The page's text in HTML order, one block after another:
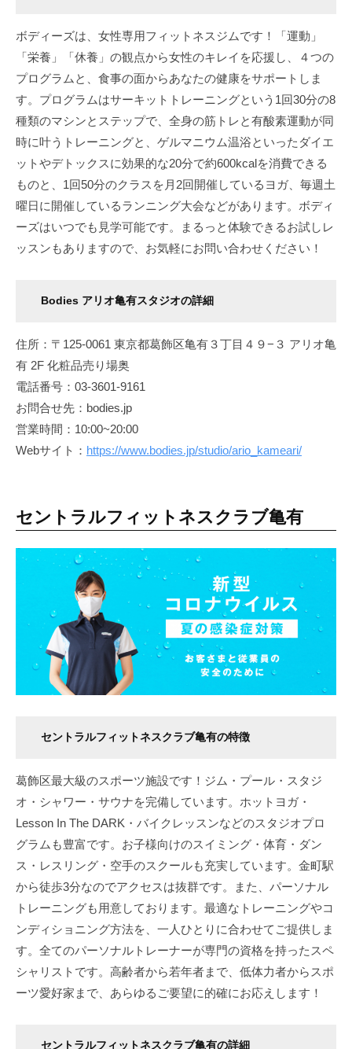
ボディーズは、女性専用フィットネスジムです！「運動」
「栄養」「休養」の観点から女性のキレイを応援し、４つの
プログラムと、食事の面からあなたの健康をサポートしま
す。プログラムはサーキットトレーニングという1回30分の8
種類のマシンとステップで、全身の筋トレと有酸素運動が同
時に叶うトレーニングと、ゲルマニウム温浴といったダイエ
ットやデトックスに効果的な20分で約600kcalを消費できる
ものと、1回50分のクラスを月2回開催しているヨガ、毎週土
曜日に開催しているランニング大会などがあります。ボディ
ーズはいつでも見学可能です。まるっと体験できるお試しレ
ッスンもありますので、お気軽にお問い合わせください！
Bodies アリオ亀有スタジオの詳細
住所：〒125-0061 東京都葛飾区亀有３丁目４９−３ アリオ亀
有 2F 化粧品売り場奥
電話番号：03-3601-9161
お問合せ先：bodies.jp
営業時間：10:00~20:00
Webサイト： https://www.bodies.jp/studio/ario_kameari/
セントラルフィットネスクラブ亀有
セントラルフィットネスクラブ亀有の特徴
葛飾区最大級のスポーツ施設です！ジム・プール・スタジ
オ・シャワー・サウナを完備しています。ホットヨガ・
Lesson In The DARK・バイクレッスンなどのスタジオプロ
グラムも豊富です。お子様向けのスイミング・体育・ダン
ス・レスリング・空手のスクールも充実しています。金町駅
から徒歩3分なのでアクセスは抜群です。また、パーソナル
トレーニングも用意しております。最適なトレーニングやコ
ンディショニング方法を、一人ひとりに合わせてご提供しま
す。全てのパーソナルトレーナーが専門の資格を持ったスペ
シャリストです。高齢者から若年者まで、低体力者からスポ
ーツ愛好家まで、あらゆるご要望に的確にお応えします！
セントラルフィットネスクラブ亀有の詳細